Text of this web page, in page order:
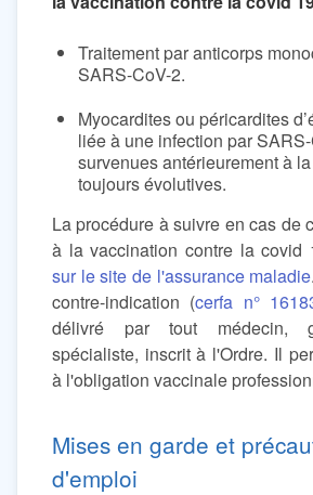
Traitement par anticorps
SARS-CoV-2.
Myocardites ou péricardites
liée à une infection par
survenues antérieurement à
toujours évolutives.
La procédure à suivre en cas de
à la vaccination contre la covid
sur le site de l'assurance maladie
contre-indication (cerfa n°
délivré par tout médecin,
spécialiste, inscrit à l'Ordre. Il
à l'obligation vaccinale
Mises en garde et
d'emploi